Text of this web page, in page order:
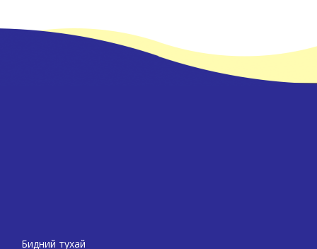
Бидний тухай